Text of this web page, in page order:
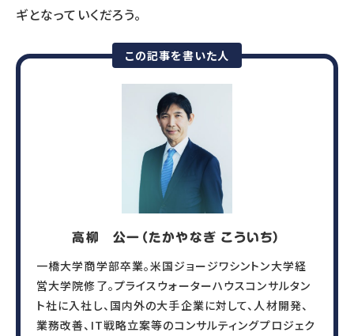
ギとなっていくだろう。
この記事を書いた人
高柳 公一（たかやなぎ こういち）
一橋大学商学部卒業。米国ジョージワシントン大学経
営大学院修了。プライスウォーターハウスコンサルタン
ト社に入社し、国内外の大手企業に対して、人材開発、
業務改善、IT戦略立案等のコンサルティングプロジェク